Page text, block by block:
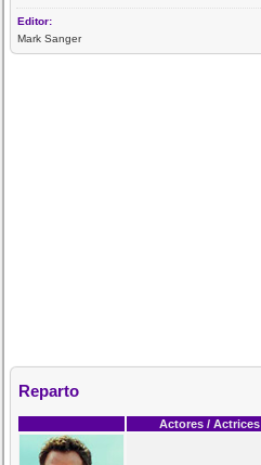
Editor:
Mark Sanger
Reparto
Actores / Actrices